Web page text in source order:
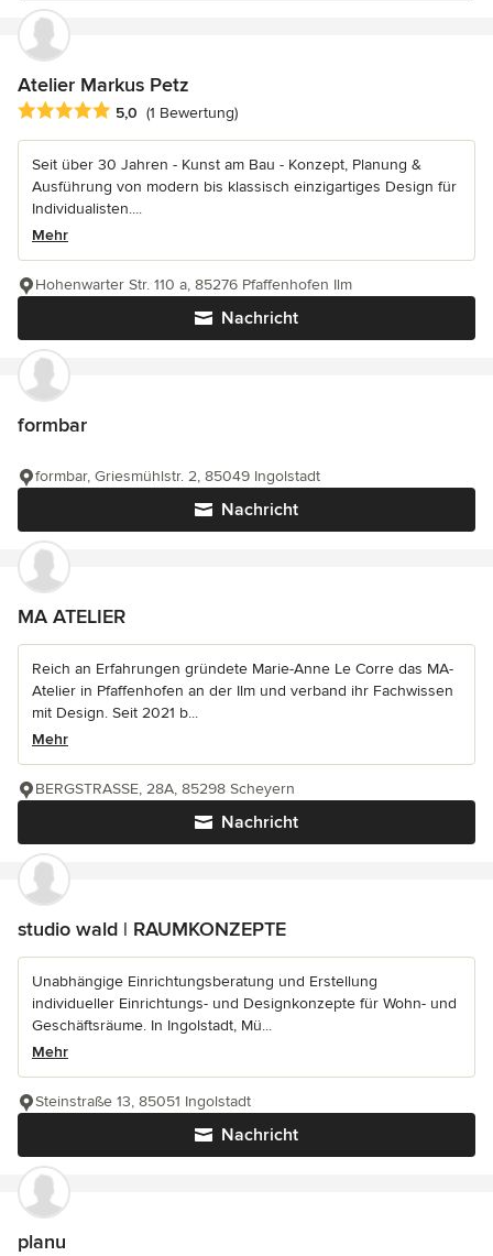
Atelier Markus Petz
Durchschnittliche Bewertung: 5 von 5 Sternen
5,0 (1 Bewertung)
Seit über 30 Jahren - Kunst am Bau - Konzept, Planung &
Ausführung von modern bis klassisch einzigartiges Design für
Individualisten....
Mehr
Nachricht
Hohenwarter Str. 110 a, 85276 Pfaffenhofen Ilm
formbar
Nachricht
formbar, Griesmühlstr. 2, 85049 Ingolstadt
MA ATELIER
Reich an Erfahrungen gründete Marie-Anne Le Corre das MA-
Atelier in Pfaffenhofen an der Ilm und verband ihr Fachwissen
mit Design. Seit 2021 b...
Mehr
Nachricht
BERGSTRASSE, 28A, 85298 Scheyern
studio wald | RAUMKONZEPTE
Unabhängige Einrichtungsberatung und Erstellung
individueller Einrichtungs- und Designkonzepte für Wohn- und
Geschäftsräume. In Ingolstadt, Mü...
Mehr
Nachricht
Steinstraße 13, 85051 Ingolstadt
planu